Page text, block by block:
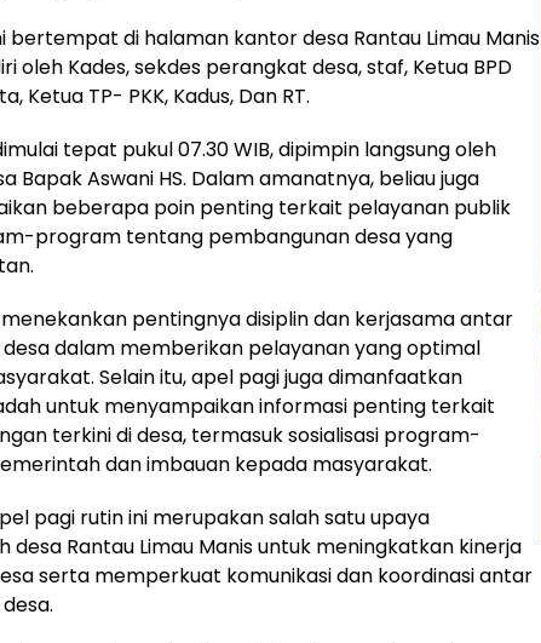
bertempat di halaman kantor desa Rantau Limau Manis
oleh Kades, sekdes perangkat desa, staf, Ketua BPD
Ketua TP- PKK, Kadus, Dan RT.
tepat pukul 07.30 WIB, dipimpin langsung oleh
Bapak Aswani HS. Dalam amanatnya, beliau juga
beberapa poin penting terkait pelayanan publik
program tentang pembangunan desa yang
menekankan pentingnya disiplin dan kerjasama antar
dalam memberikan pelayanan yang optimal
Selain itu, apel pagi juga dimanfaatkan
untuk menyampaikan informasi penting terkait
terkini di desa, termasuk sosialisasi program-
dan imbauan kepada masyarakat.
pagi rutin ini merupakan salah satu upaya
desa Rantau Limau Manis untuk meningkatkan kinerja
serta memperkuat komunikasi dan koordinasi antar